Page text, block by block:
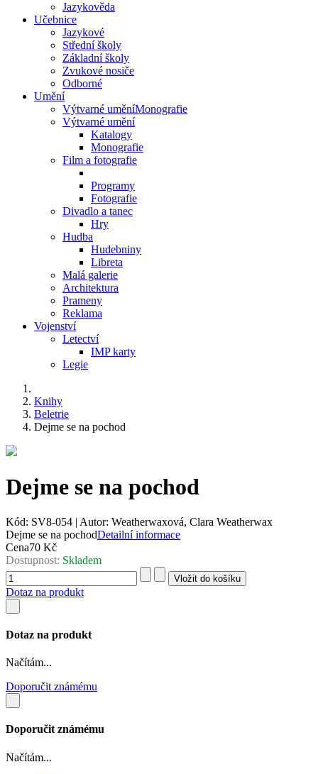
Jazykověda
Učebnice
Jazykové
Střední školy
Základní školy
Zvukové nosiče
Odborné
Umění
Výtvarné uměníMonografie
Výtvarné umění
Katalogy
Monografie
Film a fotografie
Programy
Fotografie
Divadlo a tanec
Hry
Hudba
Hudebniny
Libreta
Malá galerie
Architektura
Prameny
Reklama
Vojenství
Letectví
IMP karty
Legie
Knihy
Beletrie
Dejme se na pochod
Dejme se na pochod
Kód: SV8-054 | Autor: Weatherwaxová, Clara Weatherwax
Dejme se na pochodDetailní informace
Cena70 Kč
Dostupnost: Skladem
Dotaz na produkt
Dotaz na produkt
Načítám...
Doporučit známému
Doporučit známému
Načítám...